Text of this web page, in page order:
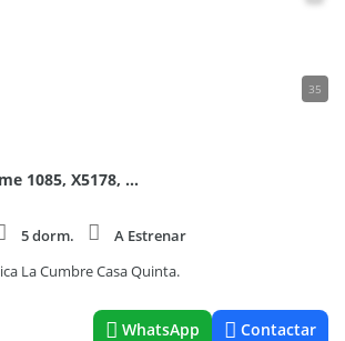
35
Av. Bartolome Jaime 1085, X5178, Córdoba, Argentin 1100
5 dorm.
A Estrenar
La Cumbre Casa Quinta.
WhatsApp Contactar